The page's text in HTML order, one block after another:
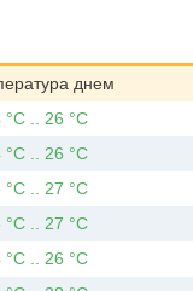
днем
°C .. 26 °C
°C .. 26 °C
°C .. 27 °C
°C .. 27 °C
°C .. 26 °C